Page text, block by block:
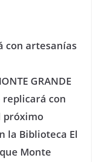
con artesanías
GRANDE
replicará con
próximo
la Biblioteca El
Monte